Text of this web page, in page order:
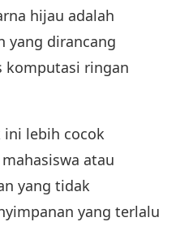
hijau adalah
yang dirancang
komputasi ringan
lebih cocok
atau
yang tidak
yang terlalu